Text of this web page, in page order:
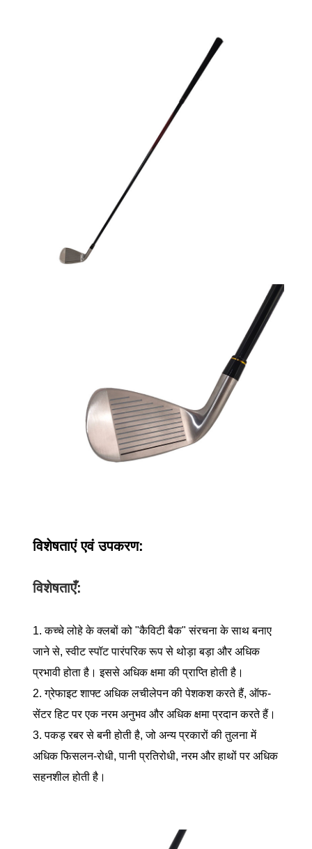
विशेषताएं एवं उपकरण:
विशेषताएँ:
1. कच्चे लोहे के क्लबों को "कैविटी बैक" संरचना के साथ बनाए
जाने से, स्वीट स्पॉट पारंपरिक रूप से थोड़ा बड़ा और अधिक
प्रभावी होता है। इससे अधिक क्षमा की प्राप्ति होती है।
2. ग्रेफाइट शाफ्ट अधिक लचीलेपन की पेशकश करते हैं, ऑफ-
सेंटर हिट पर एक नरम अनुभव और अधिक क्षमा प्रदान करते हैं।
3. पकड़ रबर से बनी होती है, जो अन्य प्रकारों की तुलना में
अधिक फिसलन-रोधी, पानी प्रतिरोधी, नरम और हाथों पर अधिक
सहनशील होती है।